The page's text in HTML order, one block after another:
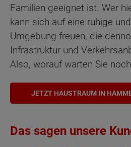
Familien geeignet ist. Wer
kann sich auf eine ruhige
Umgebung freuen, die
Infrastruktur und
Also, worauf warten Sie
JETZT HAUSTRAUM IN
Das sagen unsere